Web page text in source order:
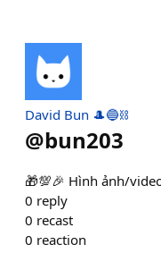
David Bun 🎩🔵⛓️
@bun203
🎁💯🎉 Hình ảnh/
0 reply
0 recast
0 reaction